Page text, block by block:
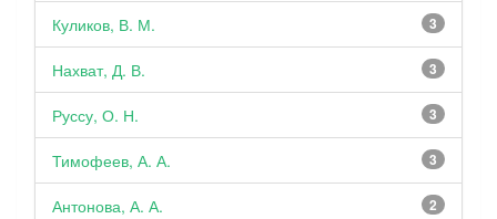
3
Куликов, В. М.
3
Нахват, Д. В.
3
Руссу, О. Н.
3
Тимофеев, А. А.
2
Антонова, А. А.